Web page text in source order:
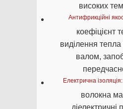
високих
Антифрикційні
коефіцієнт
виділення тепла
валом,
Електрична ізоляція:
волокна
діелектричні